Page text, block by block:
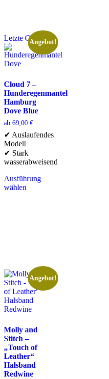
Letzte Chance
Angebot!
Cloud 7 –
Hunderegenmantel
Hamburg
Dove Blue
ab 69,00 €
✔ Auslaufendes
Modell
✔ Stark
wasserabweisend
Ausführung
wählen
Angebot!
Molly and
Stitch –
„Touch of
Leather“
Halsband
Redwine